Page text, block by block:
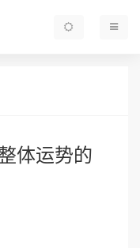
体运势的